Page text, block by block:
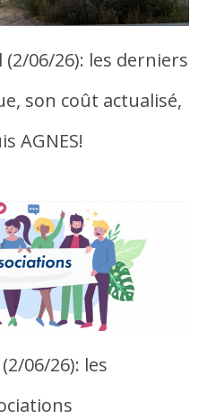
(2/06/26): les derniers
son coût actualisé,
AGNES!
06/26): les